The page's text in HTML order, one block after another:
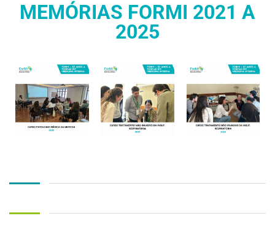
MEMÓRIAS FORMI 2021 A
2025